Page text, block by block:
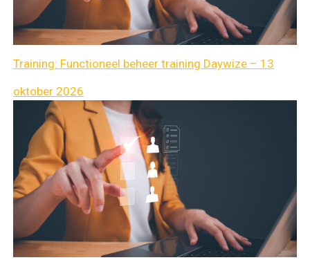
Training: Functioneel beheer training Daywize – 13
oktober 2026